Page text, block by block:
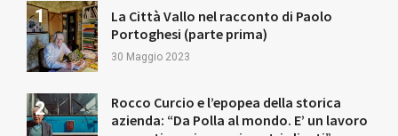
La Città Vallo nel racconto di Paolo
Portoghesi (parte prima)
30 Maggio 2023
Rocco Curcio e l’epopea della storica
azienda: “Da Polla al mondo. E’ un lavoro